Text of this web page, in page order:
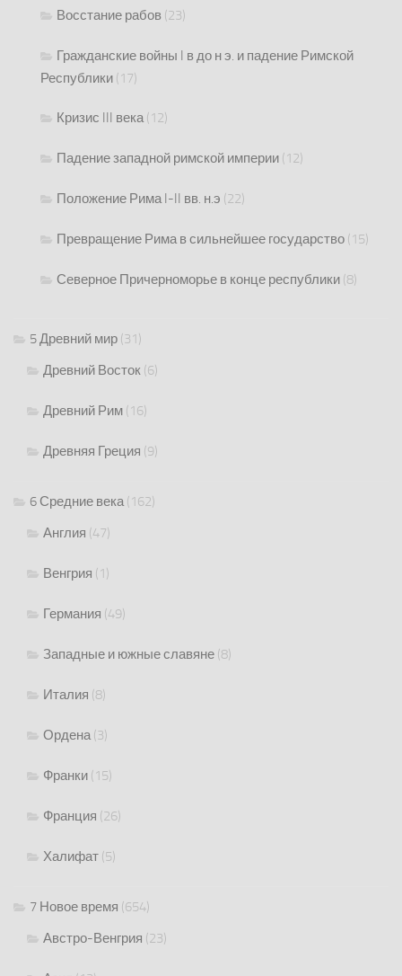
Восстание рабов (23)
Гражданские войны I в до н э. и падение Римской
Республики (17)
Кризис III века(12)
Падение западной римской империи (12)
Положение Рима I-II вв. н.э (22)
Превращение Рима в сильнейшее государство (15)
Северное Причерноморье в конце республики (8)
5 Древний мир (31)
Древний Восток (6)
Древний Рим (16)
Древняя Греция (9)
6 Средние века(162)
Англия (47)
Венгрия (1)
Германия (49)
Западные и южные славяне (8)
Италия (8)
Ордена(3)
Франки (15)
Франция (26)
Халифат (5)
7 Новое время (654)
Австро-Венгрия (23)